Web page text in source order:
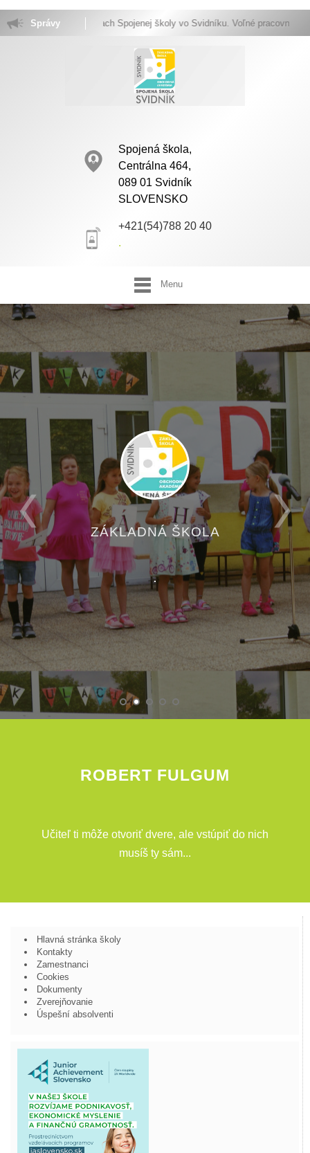
Správy
Vitajte na stránkach Spojenej školy vo Svidníku. Voľné pracovné miesta.
Spojená škola,
Centrálna 464,
089 01 Svidník
SLOVENSKO
+421(54)788 20 40
.
Menu
ZÁKLADNÁ ŠKOLA
.
ROBERT FULGUM
Učiteľ ti môže otvoriť dvere, ale vstúpiť do nich
musíš ty sám...
Hlavná stránka školy
Kontakty
Zamestnanci
Cookies
Dokumenty
Zverejňovanie
Úspešní absolventi